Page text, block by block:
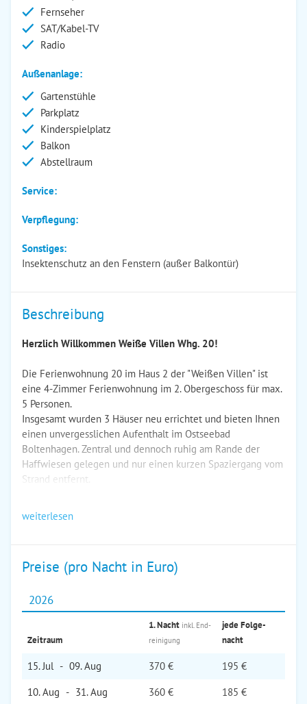
Fernseher
SAT/Kabel-TV
Radio
Außenanlage:
Gartenstühle
Parkplatz
Kinderspielplatz
Balkon
Abstellraum
Service:
Verpflegung:
Sonstiges:
Insektenschutz an den Fenstern (außer Balkontür)
Beschreibung
Herzlich Willkommen Weiße Villen Whg. 20!
Die Ferienwohnung 20 im Haus 2 der "Weißen Villen" ist
eine 4-Zimmer Ferienwohnung im 2. Obergeschoss für max.
5 Personen.
Insgesamt wurden 3 Häuser neu errichtet und bieten Ihnen
einen unvergesslichen Aufenthalt im Ostseebad
Boltenhagen. Zentral und dennoch ruhig am Rande der
Haffwiesen gelegen und nur einen kurzen Spaziergang vom
Strand entfernt.
weiterlesen
Preise (pro Nacht in Euro)
2026
Zeitraum
1. Nacht inkl. End­
reinigung
jede Folge­
nacht
15. Jul - 09. Aug 370 €
195 €
10. Aug - 31. Aug 360 €
185 €